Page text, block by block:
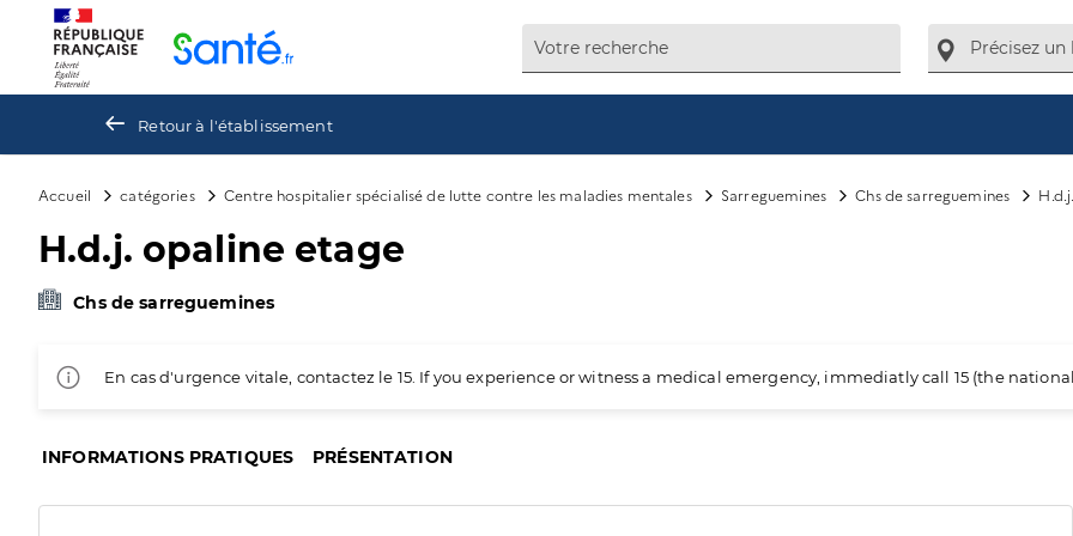
Retour à l'établissement
Accueil catégories Centre hospitalier spécialisé de lutte contre les maladies mentales Sarreguemines Chs de sarreguemines
H.d.j. opaline etage
Chs de sarreguemines
En cas d'urgence vitale, contactez le 15. If you experience or witness a medical emergency, immediatly call 15 (the
INFORMATIONS PRATIQUES PRÉSENTATION
Panneau de gestion des cookies